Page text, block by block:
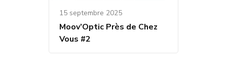
15 septembre 2025
Moov’Optic Près de Chez
Vous #2